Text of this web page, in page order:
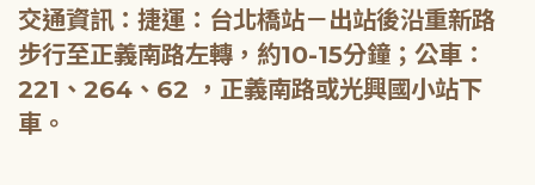
交通資訊：捷運：台北橋站－出站後沿重新路
步行至正義南路左轉，約10-15分鐘；公車：
221、264、62 ，正義南路或光興國小站下
車。